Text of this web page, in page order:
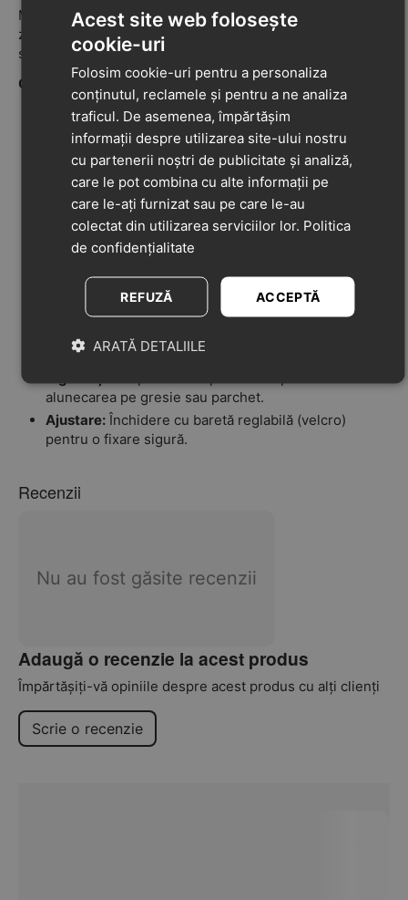
Materialul textil elastic asigură confort pe durata întregii
zile, iar sistemul inovator al branțului o învață pe micuță
să se încalțe singură.
Caracteristici și Beneficii:
Ideal pentru Interior:Recomandați pentru creșă,
grădiniță sau purtare acasă, oferind libertate totală
de mișcare.
Material Elastic:Confecționați din țesătură elastică
(knit) care permite aerisirea și se adaptează formei
piciorului fără a strânge.
Educație prin Design:Branțurile au un design
educativ (tip puzzle) care ajută copilul să distingă
ușor pantoful stâng de cel drept și să se încalțe
singur corect.
Stabilitate FOAMtech:Stabilizator moale la călcâi
(tehnologie FOAMtech) pentru siguranță, fără a fi
rigid.
alunecarea pe gresie sau parchet.
Ajustare: Închidere cu baretă reglabilă (velcro)
pentru o fixare sigură.
Recenzii
Nu au fost găsite recenzii
Adaugă o recenzie la acest produs
Împărtășiți-vă opiniile despre acest produs cu alți clienți
Scrie o recenzie
Acest site web folosește
cookie-uri
Folosim cookie-uri pentru a personaliza
conținutul, reclamele și pentru a ne analiza
traficul. De asemenea, împărtășim
informații despre utilizarea site-ului nostru
cu partenerii noștri de publicitate și analiză,
care le pot combina cu alte informații pe
care le-ați furnizat sau pe care le-au
colectat din utilizarea serviciilor lor. Politica
de confidențialitate
ACCEPTĂ
REFUZĂ
ARATĂ DETALIILE